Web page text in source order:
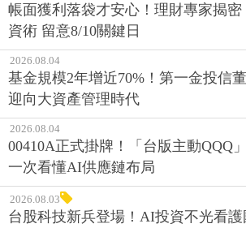
帳面獲利落袋才安心！理財專家揭密
資術 留意8/10關鍵日
2026.08.04
基金規模2年增近70%！第一金投信
迎向大資產管理時代
2026.08.04
00410A正式掛牌！「台版主動QQQ
一次看懂AI供應鏈布局
2026.08.03
台股科技新兵登場！AI投資不光看護